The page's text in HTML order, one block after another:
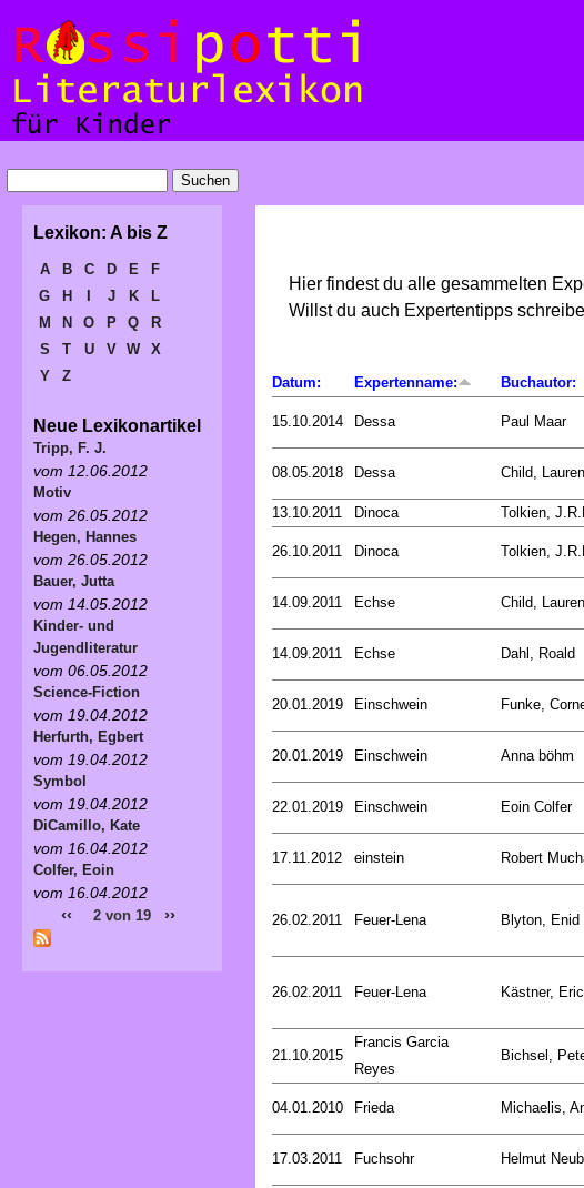
Hier findest du alle gesammelten
Willst du auch Expertentipps
Datum: Expertenname: Buchautor:
15.10.2014 Dessa Paul Maar
08.05.2018 Dessa Child, Lauren
13.10.2011 Dinoca Tolkien,
26.10.2011 Dinoca Tolkien,
14.09.2011 Echse Child, Lauren
14.09.2011 Echse Dahl, Roald
20.01.2019 Einschwein Funke,
20.01.2019 Einschwein Anna böhm
22.01.2019 Einschwein Eoin Colfer
17.11.2012 einstein Robert
26.02.2011 Feuer-Lena Blyton, Enid
26.02.2011 Feuer-Lena Kästner,
21.10.2015
Francis Garcia
Reyes
Bichsel,
04.01.2010 Frieda Michaelis,
17.03.2011 Fuchsohr Helmut
Lexikon: A bis Z
A B C D E
F
G
H J K
L
M
N O P Q
R
S
T U V W
X
Y
Z
Neue Lexikonartikel
Tripp, F. J.
vom 12.06.2012
Motiv
vom 26.05.2012
Hegen, Hannes
vom 26.05.2012
Bauer, Jutta
vom 14.05.2012
Kinder- und
Jugendliteratur
vom 06.05.2012
Science-Fiction
vom 19.04.2012
Herfurth, Egbert
vom 19.04.2012
Symbol
vom 19.04.2012
DiCamillo, Kate
vom 16.04.2012
Colfer, Eoin
vom 16.04.2012
‹‹ 2 von 19 ››